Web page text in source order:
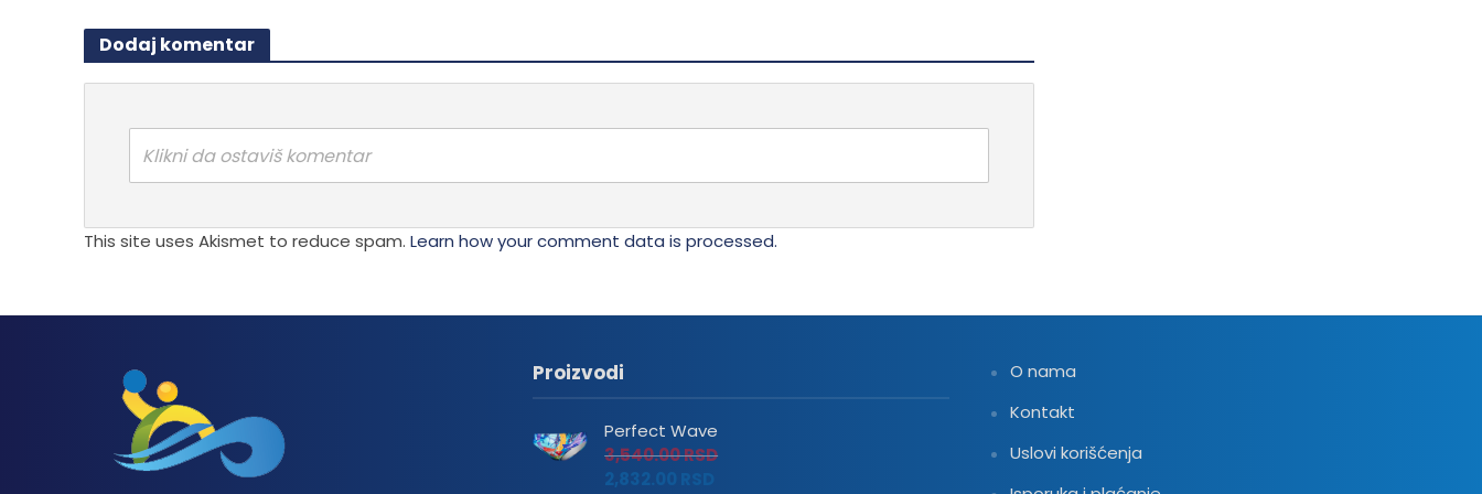
Dodaj komentar
Klikni da ostaviš komentar
This site uses Akismet to reduce spam. Learn how your comment data is processed.
Proizvodi
Perfect Wave
3,540.00RSD
2,832.00
O nama
Kontakt
Uslovi korišćenja